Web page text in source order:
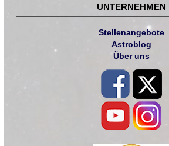
UNTERNEHMEN
Stellenangebote
Astroblog
Über uns